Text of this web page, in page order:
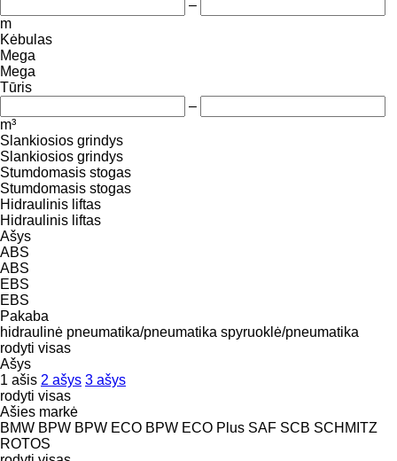
–
m
Kėbulas
Mega
Mega
Tūris
–
m³
Slankiosios grindys
Slankiosios grindys
Stumdomasis stogas
Stumdomasis stogas
Hidraulinis liftas
Hidraulinis liftas
Ašys
ABS
ABS
EBS
EBS
Pakaba
hidraulinė pneumatika/pneumatika spyruoklė/pneumatika
rodyti visas
Ašys
1 ašis 2 ašys 3 ašys
rodyti visas
Ašies markė
BMW BPW BPW ECO BPW ECO Plus SAF SCB SCHMITZ
ROTOS